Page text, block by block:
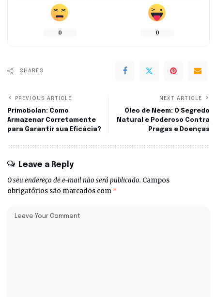
0 0
SHARES
PREVIOUS ARTICLE
Primobolan: Como
Armazenar Corretamente
para Garantir sua Eficácia?
NEXT ARTICLE
Óleo de Neem: O Segredo
Natural e Poderoso Contra
Pragas e Doenças
Leave a Reply
O seu endereço de e-mail não será publicado. Campos
obrigatórios são marcados com *